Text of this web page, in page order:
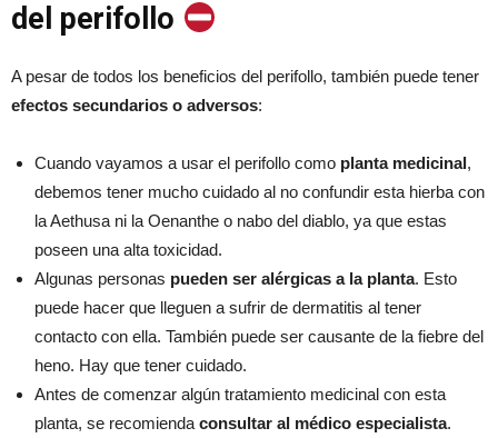
del perifollo
A pesar de todos los beneficios del perifollo, también puede tener
efectos secundarios o adversos:
Cuando vayamos a usar el perifollo como planta medicinal,
debemos tener mucho cuidado al no confundir esta hierba con
la Aethusa ni la Oenanthe o nabo del diablo, ya que estas
poseen una alta toxicidad.
Algunas personas pueden ser alérgicas a la planta. Esto
puede hacer que lleguen a sufrir de dermatitis al tener
contacto con ella. También puede ser causante de la fiebre del
heno. Hay que tener cuidado.
Antes de comenzar algún tratamiento medicinal con esta
planta, se recomienda consultar al médico especialista.